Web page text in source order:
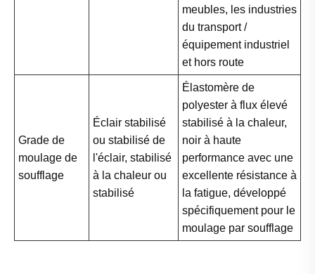
meubles, les industries
du transport /
équipement industriel
et hors route
Grade de
moulage de
soufflage
Éclair stabilisé
ou stabilisé de
l'éclair, stabilisé
à la chaleur ou
stabilisé
Élastomère de
polyester à flux élevé
stabilisé à la chaleur,
noir à haute
performance avec une
excellente résistance à
la fatigue, développé
spécifiquement pour le
moulage par soufflage